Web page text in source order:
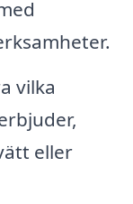
vilka
eller